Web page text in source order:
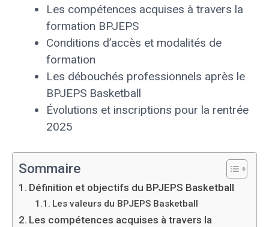
Les compétences acquises à travers la
formation BPJEPS
Conditions d’accès et modalités de
formation
Les débouchés professionnels après le
BPJEPS Basketball
Évolutions et inscriptions pour la rentrée
2025
Sommaire
Définition et objectifs du BPJEPS Basketball
Les valeurs du BPJEPS Basketball
Les compétences acquises à travers la